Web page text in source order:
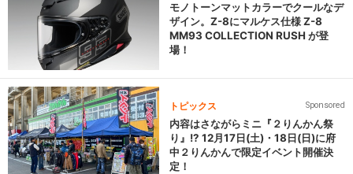
モノトーンマットカラーでクールなデ
ザイン。Z-8にマルケス仕様 Z-8
MM93 COLLECTION RUSH が登
場！
トピックス Sponsored
内容はさながらミニ『２りんかん祭
り』!? 12月17日(土)・18日(日)に府
中２りんかんで限定イベント開催決
定！